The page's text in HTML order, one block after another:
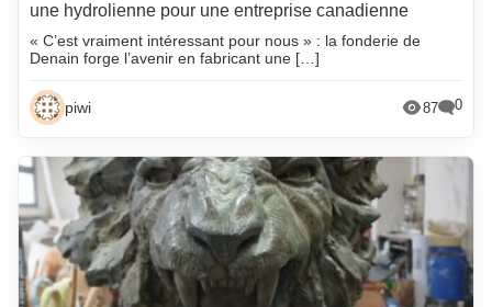
une hydrolienne pour une entreprise canadienne
« C’est vraiment intéressant pour nous » : la fonderie de
Denain forge l’avenir en fabricant une […]
piwi 87 0